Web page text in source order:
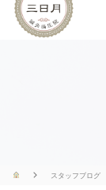
スタッフブログ